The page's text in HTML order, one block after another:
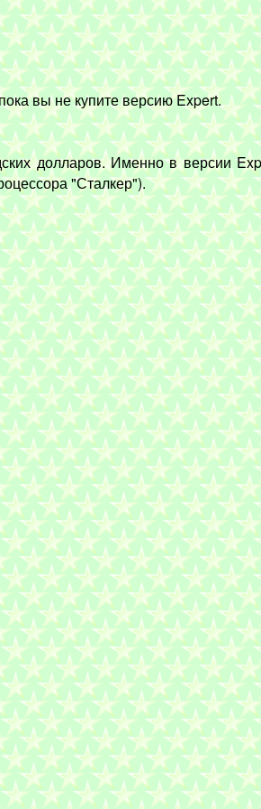
вы не купите версию Expert.
долларов. Именно в версии
"Сталкер").